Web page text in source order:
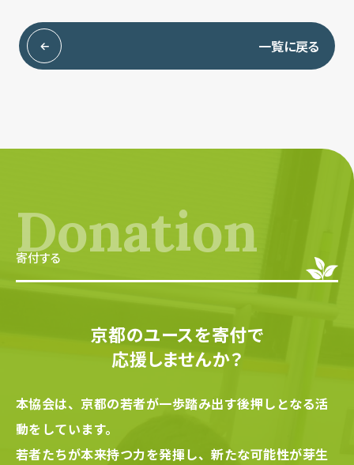
一覧に戻る
Donation
寄付する
京都のユースを寄付で
応援しませんか？
本協会は、京都の若者が一歩踏み出す後押しとなる活
動をしています。
若者たちが本来持つ力を発揮し、新たな可能性が芽生